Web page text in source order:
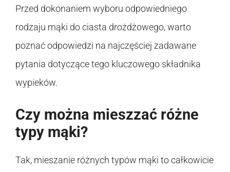
Przed dokonaniem wyboru odpowiedniego
rodzaju mąki do ciasta drożdżowego, warto
poznać odpowiedzi na najczęściej zadawane
pytania dotyczące tego kluczowego składnika
wypieków.
Czy można mieszzać różne
typy mąki?
Tak, mieszanie różnych typów mąki to całkowicie